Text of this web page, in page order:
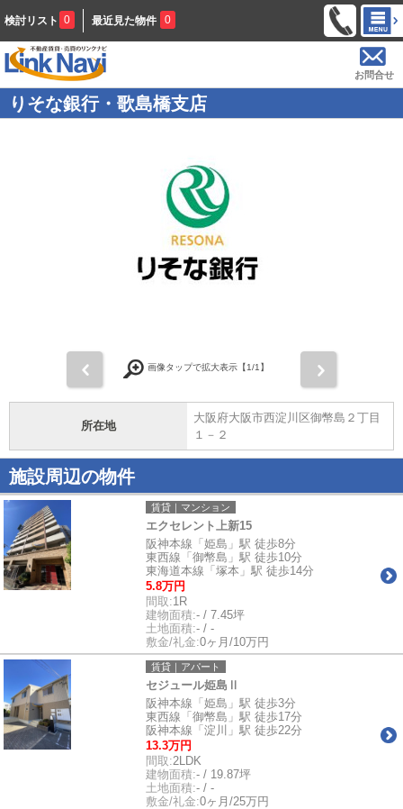
検討リスト 0 最近見た物件 0
お問合せ
りそな銀行・歌島橋支店
画像タップで拡大表示【1/1】
所在地
大阪府大阪市西淀川区御幣島２丁目
１－２
施設周辺の物件
賃貸｜マンション
エクセレント上新15
阪神本線「姫島」駅 徒歩8分
東西線「御幣島」駅 徒歩10分
東海道本線「塚本」駅 徒歩14分
5.8万円
間取:1R
建物面積:- / 7.45坪
土地面積:- / -
敷金/礼金:0ヶ月/10万円
賃貸｜アパート
セジュール姫島Ⅱ
阪神本線「姫島」駅 徒歩3分
東西線「御幣島」駅 徒歩17分
阪神本線「淀川」駅 徒歩22分
13.3万円
間取:2LDK
建物面積:- / 19.87坪
土地面積:- / -
敷金/礼金:0ヶ月/25万円